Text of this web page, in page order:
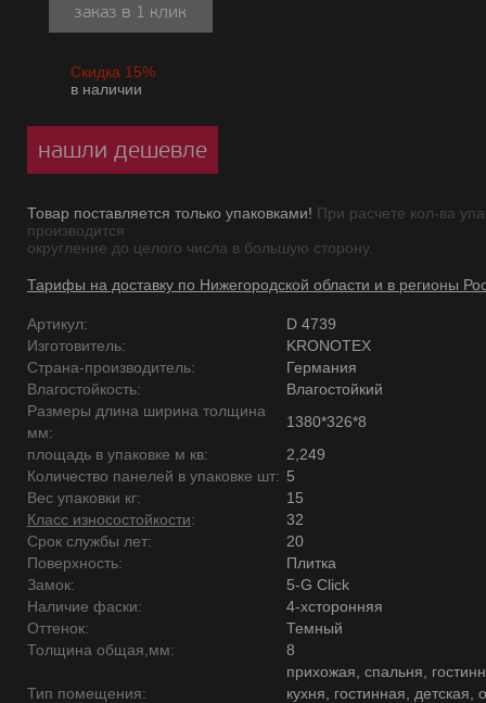
заказ в 1 клик
Скидка 15%
в наличии
нашли дешевле
Товар поставляется только упаковками! При расчете кол-ва
производится
округление до целого числа в большую сторону.
Тарифы на доставку по Нижегородской области и в регионы
Артикул:
D 4739
Изготовитель:
KRONOTEX
Страна-производитель:
Германия
Влагостойкость:
Влагостойкий
Размеры длина ширина толщина
мм:
1380*326*8
площадь в упаковке м кв:
2,249
Количество панелей в упаковке шт: 5
Вес упаковки кг:
15
Класс износостойкости:
32
Срок службы лет:
20
Поверхность:
Плитка
Замок:
5-G Click
Наличие фаски:
4-хсторонняя
Оттенок:
Темный
Толщина общая,мм:
8
Тип помещения:
прихожая, спальня,
кухня, гостинная, детская,